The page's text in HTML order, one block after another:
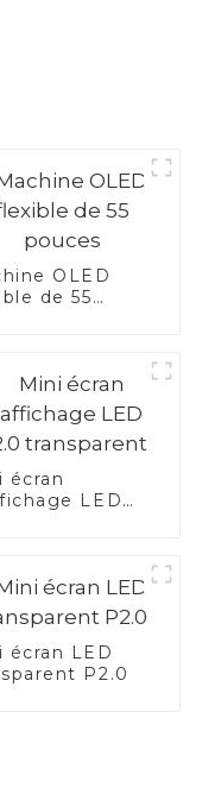
OLED
de 55
écran
LED
écran LED
P2.0